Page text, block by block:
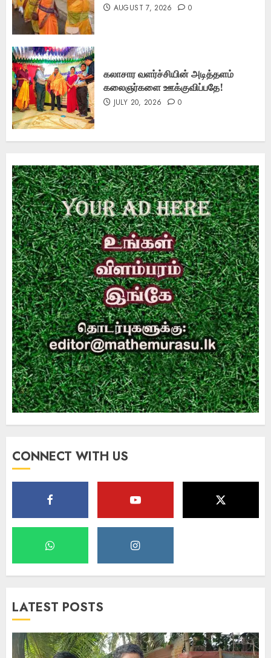
AUGUST 7, 2026 0
கலாசார வளர்ச்சியின் அடித்தளம்
கலைஞர்களை ஊக்குவிப்பதே!
JULY 20, 2026 0
CONNECT WITH US
LATEST POSTS